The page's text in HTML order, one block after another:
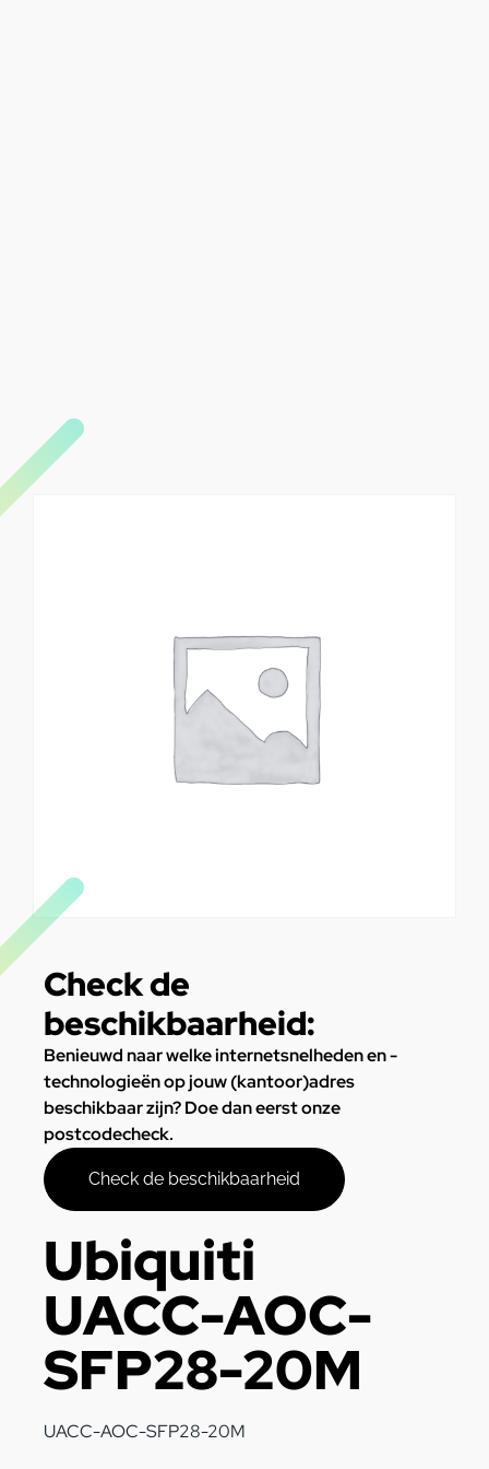
Check de
beschikbaarheid:
Benieuwd naar welke internetsnelheden en -
technologieën op jouw (kantoor)adres
beschikbaar zijn? Doe dan eerst onze
postcodecheck.
Check de beschikbaarheid
Ubiquiti
UACC-AOC-
SFP28-20M
UACC-AOC-SFP28-20M